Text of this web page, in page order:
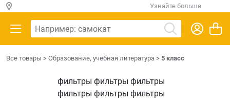
Узнайте больше
Все товары > Образование, учебная литература > 5 класс
фильтры фильтры фильтры
фильтры фильтры фильтры